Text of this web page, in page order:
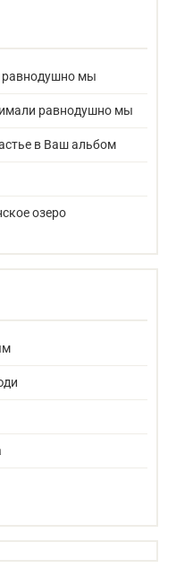
мы
равнодушно мы
в Ваш альбом
озеро